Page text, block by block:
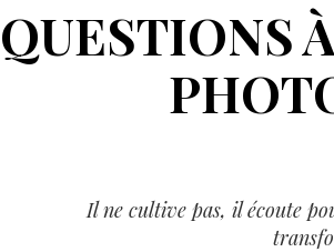
Il ne cultive pas, il écoute